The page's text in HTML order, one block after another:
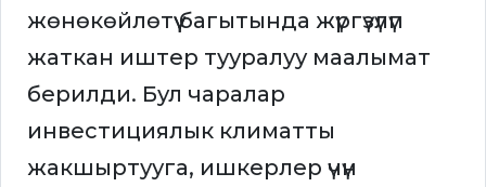
жөнөкөйлөтүү багытында жүргүзүлүп
жаткан иштер тууралуу маалымат
берилди. Бул чаралар
инвестициялык климатты
жакшыртууга, ишкерлер үчүн